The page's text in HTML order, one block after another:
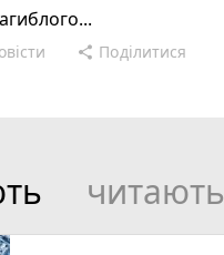
share Поділитися
читають